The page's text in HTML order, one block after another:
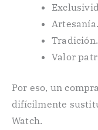
Artesanía.
Tradición.
Valor
Por eso, un
difícilmente
Watch.